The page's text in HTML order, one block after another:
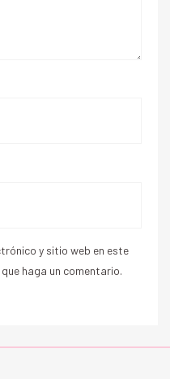
y sitio web en este
haga un comentario.